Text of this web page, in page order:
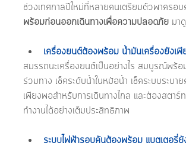
ช่วงเทศกาลปีใหม่ที่หลายคนเตรียมตัวพาครอ
พร้อมก่อนออกเดินทางเพื่อความปลอดภัย มา
เครื่องยนต์ต้องพร้อม น้ำมันเครื่องยังเพี
สมรรถนะเครื่องยนต์เป็นอย่างไร สมบูรณ์พร้อ
ร่วมทาง เช็คระดับน้ำในหม้อน้ำ เช็คระบบระ
เพียงพอสำหรับการเดินทางไกล และต้องสตา
ทำงานได้อย่างเต็มประสิทธิภาพ
ระบบไฟฟ้ารอบคันต้องพร้อม แบตเตอรี่ยั